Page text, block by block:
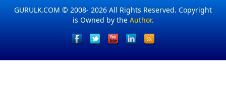
GURULK.COM © 2008- 2026 All Rights Reserved. Copyright
is Owned by the Author.